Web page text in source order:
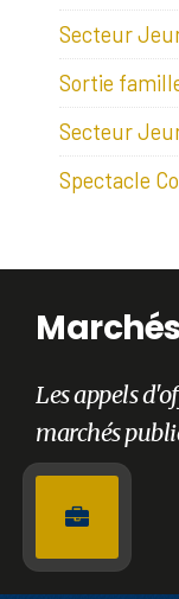
Secteur
Sortie
Secteur
Spectacle
Les appels
marchés